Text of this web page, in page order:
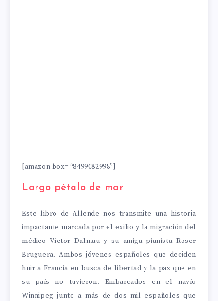
[amazon box= “8499082998”]
Largo pétalo de mar
Este libro de Allende nos transmite una historia
impactante marcada por el exilio y la migración del
médico Víctor Dalmau y su amiga pianista Roser
Bruguera. Ambos jóvenes españoles que deciden
huir a Francia en busca de libertad y la paz que en
su país no tuvieron. Embarcados en el navío
Winnipeg junto a más de dos mil españoles que